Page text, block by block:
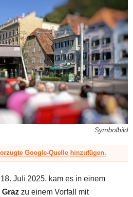
Symbolbild
Google-Quelle hinzufügen.
Juli 2025, kam es in einem
Graz zu einem Vorfall mit